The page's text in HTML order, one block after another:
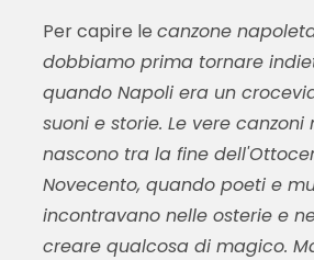
Per capire le canzone
dobbiamo prima tornare
quando Napoli era un
suoni e storie. Le vere
nascono tra la fine
Novecento, quando poeti e
incontravano nelle osterie e
creare qualcosa di magico.